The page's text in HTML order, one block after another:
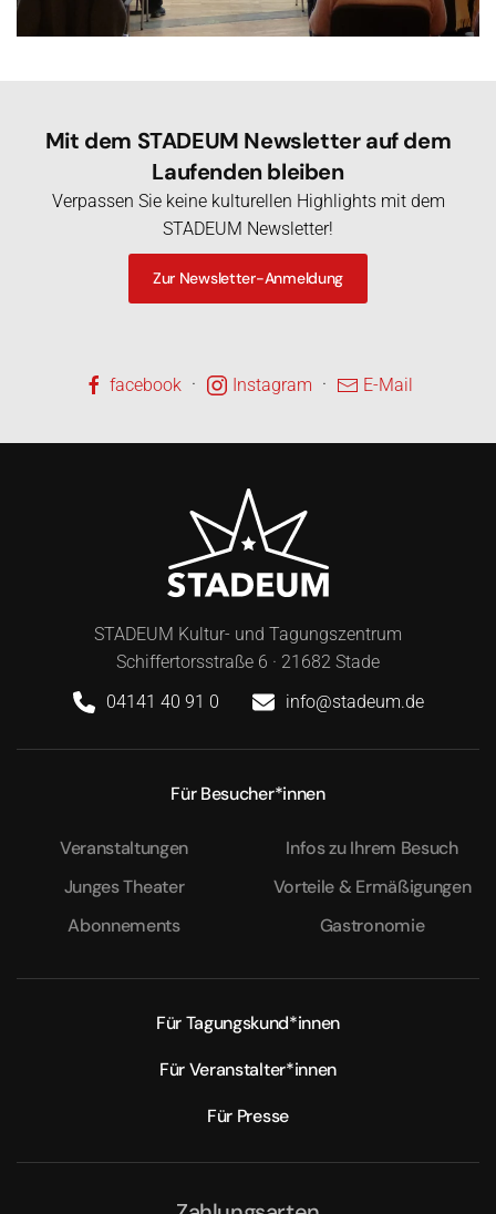
Mit dem STADEUM Newsletter auf dem
Laufenden bleiben
Verpassen Sie keine kulturellen Highlights mit dem
STADEUM Newsletter!
Zur Newsletter-Anmeldung
facebook · Instagram · E-Mail
STADEUM Kultur- und Tagungszentrum
Schiffertorsstraße 6 · 21682 Stade
04141 40 91 0
info@stadeum.de
Für Besucher*innen
Veranstaltungen
Junges Theater
Abonnements
Infos zu Ihrem Besuch
Vorteile & Ermäßigungen
Gastronomie
Für Tagungskund*innen
Für Veranstalter*innen
Für Presse